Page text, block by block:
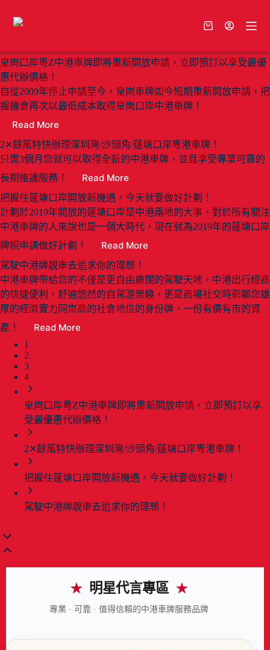
皇崗口岸粵Z中港車牌即將重新開放申請，立即預訂以享受最優
惠代辦價格！
自從2009年停止申請至今，皇崗車牌如今短期重新開放申請，把
握機會再次以最低成本取得皇崗口岸中港車牌！
Read More
2✕餘萬特快辦理深圳灣/沙頭角/蓮塘口岸粵港車牌！
只需3個月您就可以取得全新的中港車牌，並且享受專業可靠的
長期維護服務！
Read More
把握住蓮塘口岸開放新機遇，今天就要做好計劃！
計劃於2019年開放的蓮塘口岸是中港兩地的大事，對於所有關注
中港車牌的人來說也是一個大時代，現在就為2019年的蓮塘口岸
牌照申請做好計劃！
Read More
駕駛中港牌靚車去追求你的理想！
中港車牌帶給您的不僅是更自由廣闊的駕駛天地，中港出行經商
的快捷便利，舒適悠然的自駕游樂趣，更是商場社交時彰顯您雄
厚的經濟實力同崇高的社會地位的身份牌，一份有價有市的資
產！
Read More
1
2
3
4
皇崗口岸粵Z中港車牌即將重新開放申請，立即預訂以享
受最優惠代辦價格！
2✕餘萬特快辦理深圳灣/沙頭角/蓮塘口岸粵港車牌！
把握住蓮塘口岸開放新機遇，今天就要做好計劃！
駕駛中港牌靚車去追求你的理想！
★ 明星代言專區 ★
專業 · 可靠 · 值得信賴的中港車牌服務品牌